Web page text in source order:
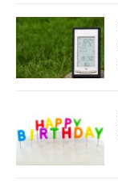
Skill
senden
steuern
mit